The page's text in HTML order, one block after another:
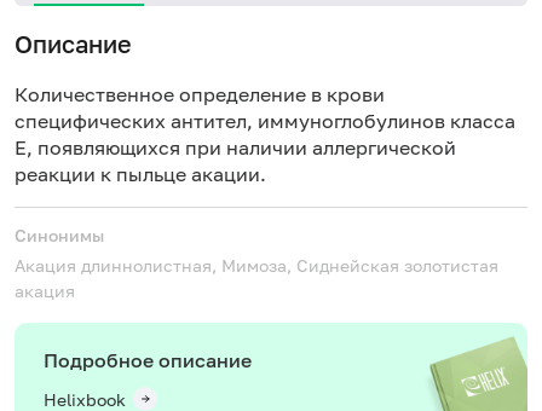
Описание
Количественное определение в крови
специфических антител, иммуноглобулинов класса
E, появляющихся при наличии аллергической
реакции к пыльце акации.
Синонимы
Акация длиннолистная, Мимоза, Сиднейская золотистая
акация
Подробное описание
Helixbook